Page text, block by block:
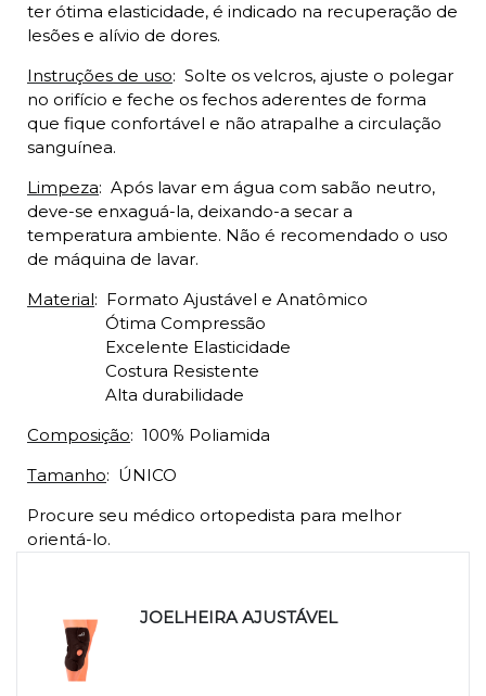
ter ótima elasticidade, é indicado na recuperação de
lesões e alívio de dores.
Instruções de uso: Solte os velcros, ajuste o polegar
no orifício e feche os fechos aderentes de forma
que fique confortável e não atrapalhe a circulação
sanguínea.
Limpeza: Após lavar em água com sabão neutro,
deve-se enxaguá-la, deixando-a secar a
temperatura ambiente. Não é recomendado o uso
de máquina de lavar.
Material: Formato Ajustável e Anatômico
Ótima Compressão
Excelente Elasticidade
Costura Resistente
Alta durabilidade
Composição: 100% Poliamida
Tamanho: ÚNICO
Procure seu médico ortopedista para melhor
orientá-lo.
JOELHEIRA AJUSTÁVEL